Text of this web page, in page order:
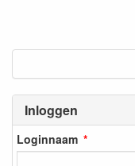
Inloggen
Loginnaam